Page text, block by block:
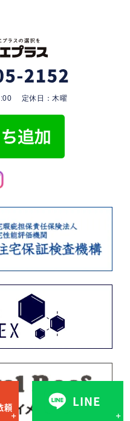
定休日：木曜